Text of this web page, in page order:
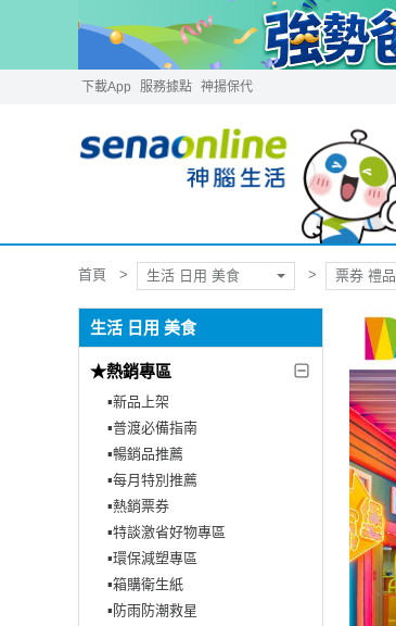
下載App 服務據點 神揚保代
首頁 生活 日用 美食 票券 禮品
生活 日用 美食
★熱銷專區
▪︎新品上架
▪︎普渡必備指南
▪︎暢銷品推薦
▪︎每月特別推薦
▪︎熱銷票券
▪︎特談激省好物專區
▪︎環保減塑專區
▪︎箱購衛生紙
▪︎防雨防潮救星